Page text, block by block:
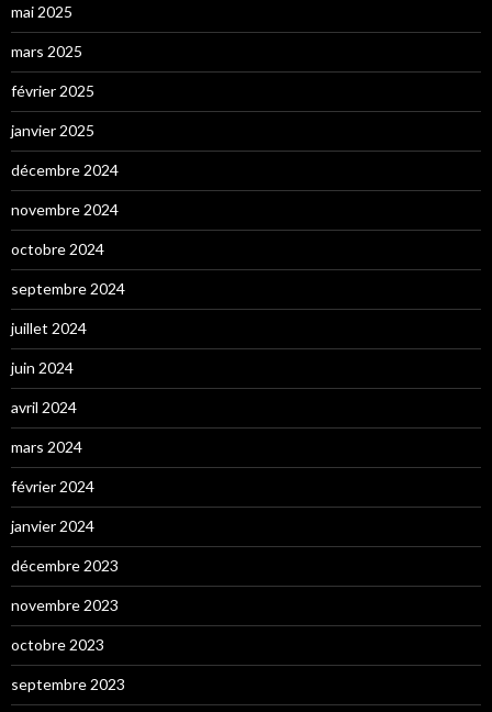
mai 2025
mars 2025
février 2025
janvier 2025
décembre 2024
novembre 2024
octobre 2024
septembre 2024
juillet 2024
juin 2024
avril 2024
mars 2024
février 2024
janvier 2024
décembre 2023
novembre 2023
octobre 2023
septembre 2023